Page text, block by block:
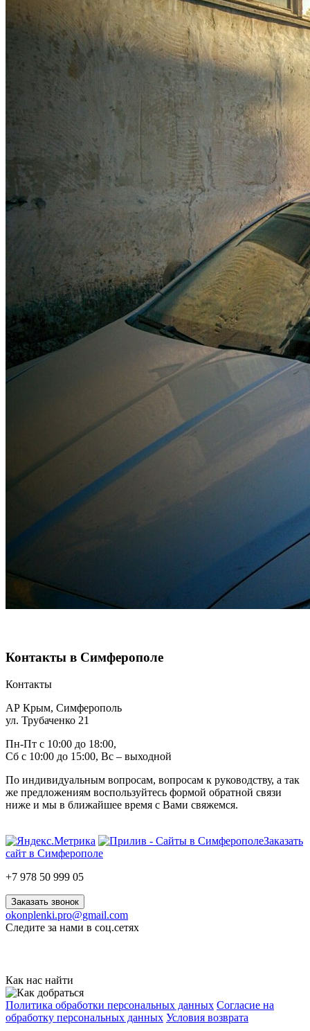
Контакты в Симферополе
Контакты
АР Крым, Симферополь
ул. Трубаченко 21
Пн-Пт с 10:00 до 18:00,
Сб с 10:00 до 15:00, Вс – выходной
По индивидуальным вопросам, вопросам к руководству, а так
же предложениям воспользуйтесь формой обратной связи
ниже и мы в ближайшее время с Вами свяжемся.
Заказать
сайт в Симферополе
+7 978 50 999 05
Заказать звонок
okonplenki.pro@gmail.com
Следите за нами в соц.сетях
Как нас найти
Политика обработки персональных данных Согласие на
обработку персональных данных Условия возврата